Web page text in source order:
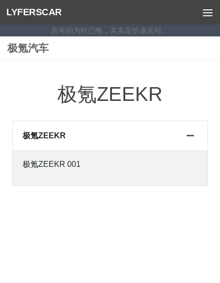
跳至内容
LYFERSCAR
所有的为时已晚，其实是恰逢其时。
极氪汽车
极氪ZEEKR
极氪ZEEKR
极氪ZEEKR 001